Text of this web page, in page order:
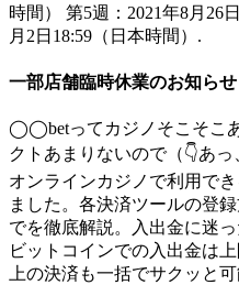
時間） 第5週：2021年8月26
月2日18:59（日本時間）.
一部店舗臨時休業のお知らせ
◯◯betってカジノそこそこ
クトあまりないので（👇あ
オンラインカジノで利用で
ました。各決済ツールの登
でを徹底解説。入出金に迷
ビットコインでの入出金は
上の決済も一括でサクッと